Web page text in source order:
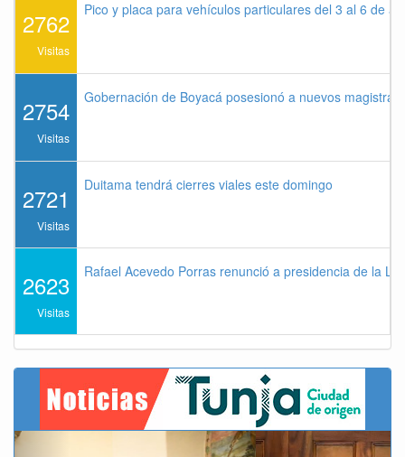
2762
Visitas
Pico y placa para vehículos particulares del 3 al 6 de
2754
Visitas
Gobernación de Boyacá posesionó a nuevos
2721
Visitas
Duitama tendrá cierres viales este domingo
2623
Visitas
Rafael Acevedo Porras renunció a presidencia de la
Next